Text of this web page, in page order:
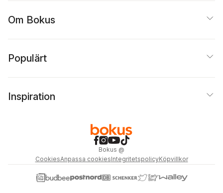
Om Bokus
Populärt
Inspiration
Bokus @
CookiesAnpassa cookiesIntegritetspolicyKöpvillkor